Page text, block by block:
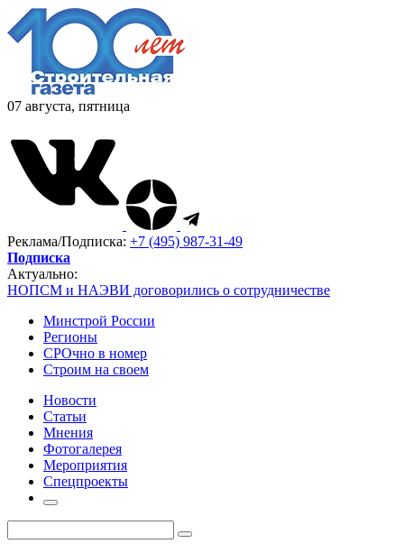
07 августа, пятница
Реклама/Подписка: +7 (495) 987-31-49
Подписка
Актуально:
НОПСМ и НАЭВИ договорились о сотрудничестве
Минстрой России
Регионы
СРОчно в номер
Строим на своем
Новости
Статьи
Мнения
Фотогалерея
Мероприятия
Спецпроекты